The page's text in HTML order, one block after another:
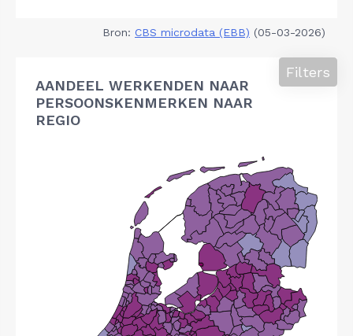
Bron: CBS microdata (EBB) (05-03-2026)
AANDEEL WERKENDEN NAAR
PERSOONSKENMERKEN NAAR
REGIO
Filters